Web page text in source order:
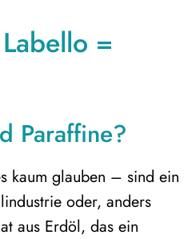
=
Paraffine?
kaum glauben – sind ein
oder, anders
aus Erdöl, das ein